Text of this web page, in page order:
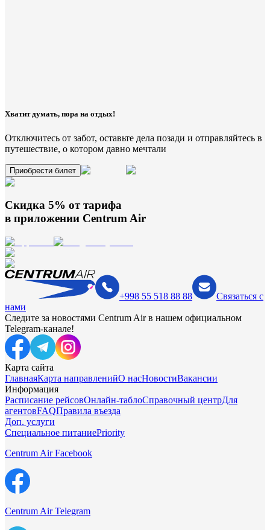
Хватит думать, пора на отдых!
Отключитесь от забот, оставьте дела позади и отправляйтесь в
путешествие, о котором давно мечтали
Приобрести билет
Скидка 5% от тарифа
в приложении Centrum Air
+998 55 518 88 88
Связаться с
нами
Следите за новостями Centrum Air в нашем официальном
Telegram-канале!
Карта сайта
ГлавнаяКарта направленийО насНовостиВакансии
Информация
Расписание рейсовОнлайн-таблоСправочный центрДля
агентовFAQПравила въезда
Доп. услуги
Специальное питаниеPriority
Centrum Air Facebook
Centrum Air Telegram